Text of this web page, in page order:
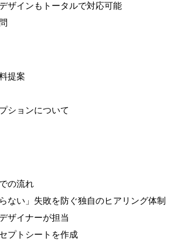
ザインもトータルで対応可能
提案
ションについて
の流れ
ない」失敗を防ぐ独自のヒアリング体制
ザイナーが担当
プトシートを作成